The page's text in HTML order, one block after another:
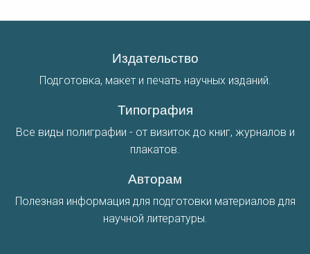
Издательство
Подготовка, макет и печать научных изданий.
Типография
Все виды полиграфии - от визиток до книг, журналов и
плакатов.
Авторам
Полезная информация для подготовки материалов для
научной литературы.